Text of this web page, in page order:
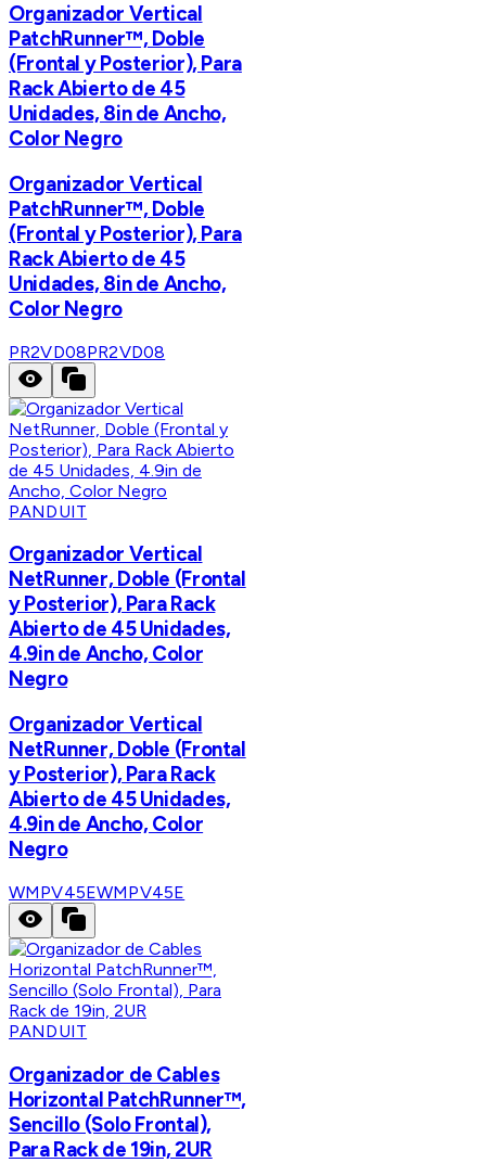
Organizador Vertical
PatchRunner™, Doble
(Frontal y Posterior), Para
Rack Abierto de 45
Unidades, 8in de Ancho,
Color Negro
Organizador Vertical
PatchRunner™, Doble
(Frontal y Posterior), Para
Rack Abierto de 45
Unidades, 8in de Ancho,
Color Negro
PR2VD08PR2VD08
PANDUIT
Organizador Vertical
NetRunner, Doble (Frontal
y Posterior), Para Rack
Abierto de 45 Unidades,
4.9in de Ancho, Color
Negro
Organizador Vertical
NetRunner, Doble (Frontal
y Posterior), Para Rack
Abierto de 45 Unidades,
4.9in de Ancho, Color
Negro
WMPV45EWMPV45E
PANDUIT
Organizador de Cables
Horizontal PatchRunner™,
Sencillo (Solo Frontal),
Para Rack de 19in, 2UR